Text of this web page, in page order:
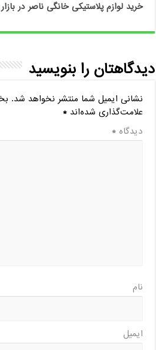
خرید لوازم پلاستیکی خانگی ناصر در
دیدگاهتان را بنویسید
نشانی ایمیل شما منتشر نخواهد شد.
علامت‌گذاری شده‌اند*
دیدگاه*
نام
ایمیل